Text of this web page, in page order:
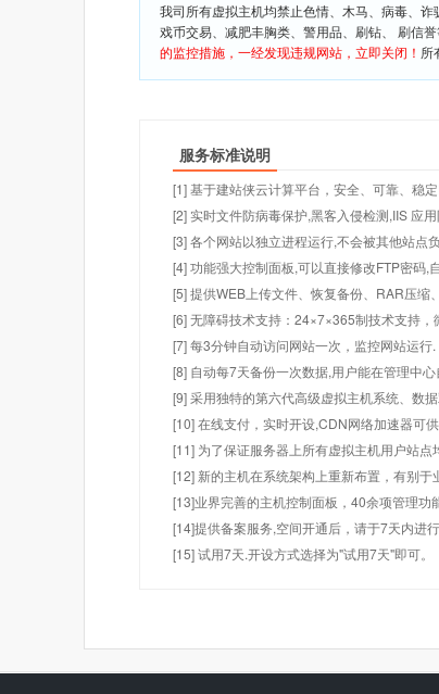
我司所有虚拟主机均禁止色情、木马、病毒、
戏币交易、减肥丰胸类、警用品、刷钻、 刷信
的监控措施，一经发现违规网站，立即关闭！ 所
服务标准说明
[1] 基于建站侠云计算平台，安全、可靠、稳
[2] 实时文件防病毒保护,黑客入侵检测,IIS 应
[3] 各个网站以独立进程运行,不会被其他站点
[4] 功能强大控制面板,可以直接修改FTP密码,
[5] 提供WEB上传文件、恢复备份、RAR压
[6] 无障碍技术支持：24×7×365制技术支持，
[7] 每3分钟自动访问网站一次，监控网站运行.
[8] 自动每7天备份一次数据,用户能在管理中
[9] 采用独特的第六代高级虚拟主机系统、数
[10] 在线支付，实时开设,CDN网络加速器可
[11] 为了保证服务器上所有虚拟主机用户站
[12] 新的主机在系统架构上重新布置，有别
[13]业界完善的主机控制面板，40余项管理功
[14]提供备案服务,空间开通后，请于7天内进行
[15] 试用7天.开设方式选择为"试用7天"即可。